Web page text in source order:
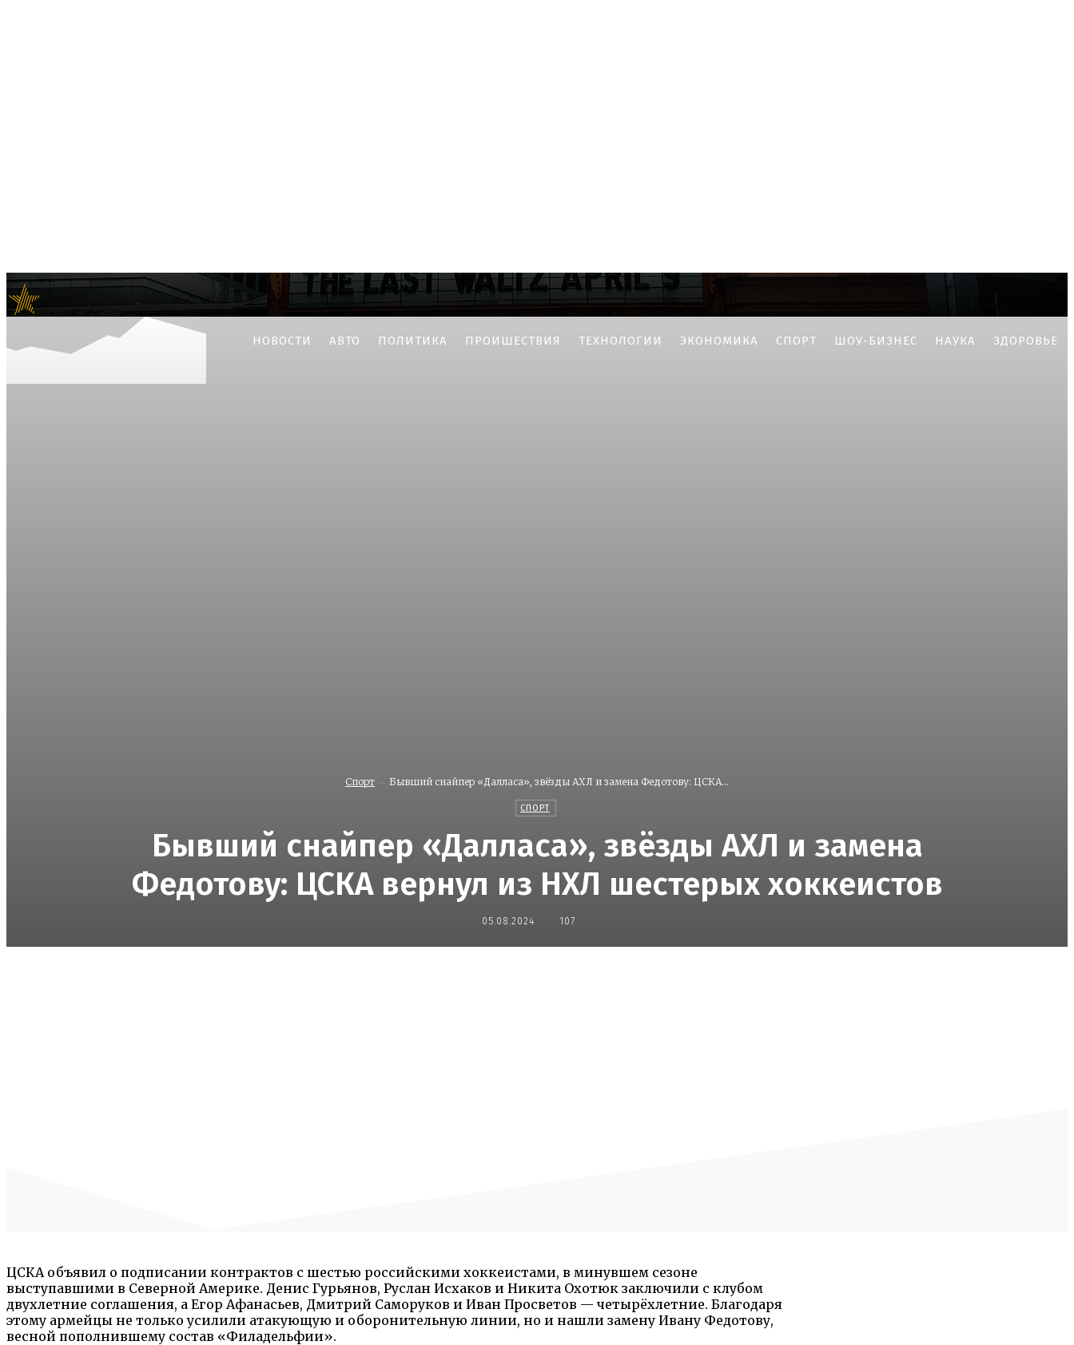
e-news24.ru
НОВОСТИ АВТО ПОЛИТИКА ПРОИШЕСТВИЯ ТЕХНОЛОГИИ ЭКОНОМИКА СПОРТ ШОУ-БИЗНЕС НАУКА ЗДОРОВЬЕ
Спорт Бывший снайпер «Далласа», звёзды АХЛ и замена Федотову: ЦСКА...
СПОРТ
Бывший снайпер «Далласа», звёзды АХЛ и замена
Федотову: ЦСКА вернул из НХЛ шестерых хоккеистов
05.08.2024 107
ЦСКА объявил о подписании контрактов с шестью российскими хоккеистами, в минувшем сезоне
выступавшими в Северной Америке. Денис Гурьянов, Руслан Исхаков и Никита Охотюк заключили с клубом
двухлетние соглашения, а Егор Афанасьев, Дмитрий Саморуков и Иван Просветов — четырёхлетние. Благодаря
этому армейцы не только усилили атакующую и оборонительную линии, но и нашли замену Ивану Федотову,
весной пополнившему состав «Филадельфии».